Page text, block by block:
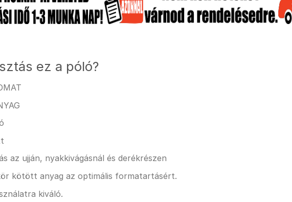
ez a póló?
az ujján, nyakkivágásnál és derékrészen
kötött anyag az optimális formatartásért.
kiváló.